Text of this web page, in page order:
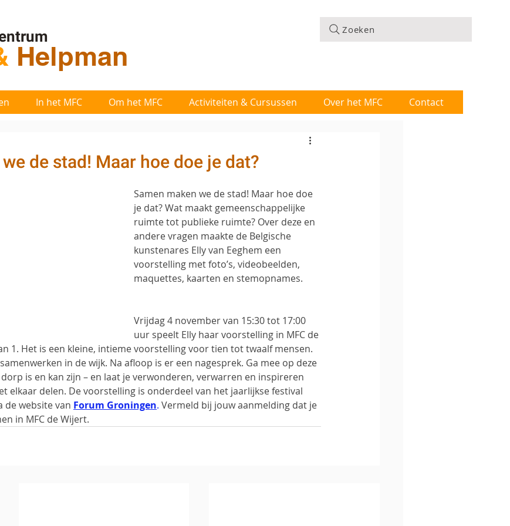
Helpman
Zoeken
In het MFC Om het MFC Activiteiten & Cursussen Over het MFC Contact
de stad! Maar hoe doe je dat?
Samen maken we de stad! Maar hoe doe
je dat? Wat maakt gemeenschappelijke
ruimte tot publieke ruimte? Over deze en
andere vragen maakte de Belgische
kunstenares Elly van Eeghem een
voorstelling met foto’s, videobeelden,
maquettes, kaarten en stemopnames.
Vrijdag 4 november van 15:30 tot 17:00
uur speelt Elly haar voorstelling in MFC de
1. Het is een kleine, intieme voorstelling voor tien tot twaalf mensen.
in de wijk. Na afloop is er een nagesprek. Ga mee op deze
is en kan zijn – en laat je verwonderen, verwarren en inspireren
elkaar delen. De voorstelling is onderdeel van het jaarlijkse festival
de website van Forum Groningen. Vermeld bij jouw aanmelding dat je
in MFC de Wijert.